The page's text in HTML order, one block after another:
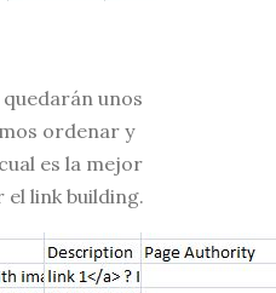
unos
ordenar y
es la mejor
link building.